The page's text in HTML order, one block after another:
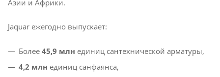
Азии и Африки.
Jaquar ежегодно выпускает:
Более 45,9 млн единиц сантехнической арматуры,
4,2 млн единиц санфаянса,